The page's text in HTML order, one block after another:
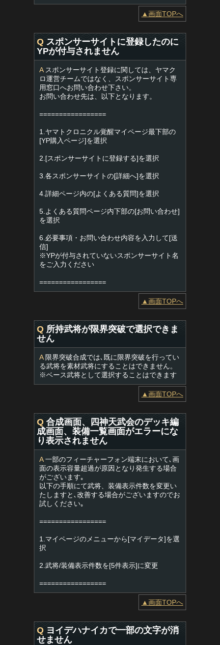
▲画面TOPへ
Q スポンサーサイトに登録したのに
YPが付与されません
Aスポンサーサイト登録に関しては、ヤマク
ロ運営チームではなく、スポンサーサイト専
用窓口へお問い合わせ下さい。
お問い合わせ先は、以下となります。
=================
1.ヤマトクロニクル覚醒マイページ最下部の
[YP購入ページ]を選択
2.[スポンサーサイトに登録する]を選択
3.各スポンサーサイトの[詳細へ]を選択
4.詳細ページ内の[よくある質問]を選択
5.よくある質問ページ内下部の[お問い合わせ]
を選択
6.必要事項・お問い合わせ内容を入力して[送
信]
※YPが付与されていないスポンサーサイト名
をご入力ください
=================
▲画面TOPへ
Q 所持武将が限界突破で選択できま
せん
A限界突破合成では､既に限界突破を行ってい
る武将を素材武将にすることはできません。
※ベース武将として選択することはできます
▲画面TOPへ
Q 合成画面、四神天武会のデッキ編
成画面、装備一覧画面がエラーにな
り表示されません
A一部のフィーチャーフォン端末において､画
面の表示容量超過が原因となり発生する場合
がございます｡
以下の手順にて武将、装備表示件数を変更い
たしますと､改善する場合がございますのでお
試しください｡
=================
1.マイページのメニューから[マイデータ]を選
択
2.武将/装備表示件数を[5件表示]に変更
=================
▲画面TOPへ
Q ヨイデハナイカで一部の文字が消
せません